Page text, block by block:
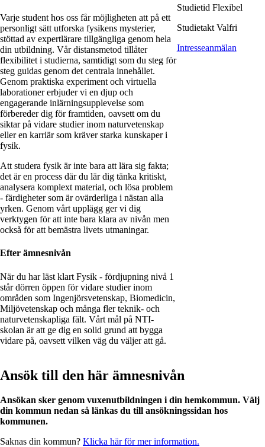
Varje student hos oss får möjligheten att på ett
personligt sätt utforska fysikens mysterier,
stöttad av expertlärare tillgängliga genom hela
din utbildning. Vår distansmetod tillåter
flexibilitet i studierna, samtidigt som du steg för
steg guidas genom det centrala innehållet.
Genom praktiska experiment och virtuella
laborationer erbjuder vi en djup och
engagerande inlärningsupplevelse som
förbereder dig för framtiden, oavsett om du
siktar på vidare studier inom naturvetenskap
eller en karriär som kräver starka kunskaper i
fysik.
Att studera fysik är inte bara att lära sig fakta;
det är en process där du lär dig tänka kritiskt,
analysera komplext material, och lösa problem
- färdigheter som är ovärderliga i nästan alla
yrken. Genom vårt upplägg ger vi dig
verktygen för att inte bara klara av nivån men
också för att bemästra livets utmaningar.
Efter ämnesnivån
När du har läst klart Fysik - fördjupning nivå 1
står dörren öppen för vidare studier inom
områden som Ingenjörsvetenskap, Biomedicin,
Miljövetenskap och många fler teknik- och
naturvetenskapliga fält. Vårt mål på NTI-
skolan är att ge dig en solid grund att bygga
vidare på, oavsett vilken väg du väljer att gå.
Studietid Flexibel
Studietakt Valfri
Intresseanmälan
Ansök till den här ämnesnivån
Ansökan sker genom vuxenutbildningen i din hemkommun. Välj
din kommun nedan så länkas du till ansökningssidan hos
kommunen.
Saknas din kommun? Klicka här för mer information.